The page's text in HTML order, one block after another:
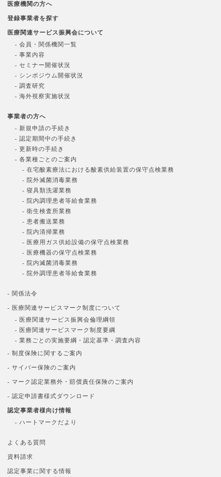
医療機関の方へ
登録事業者を探す
医療関連サービス振興会について
- 会員・関係機関一覧
- 事業内容
- セミナー開催状況
- シンポジウム開催状況
- 調査研究
- 海外視察実施状況
事業者の方へ
- 新規申請の手続き
- 認定期間中の手続き
- 更新時の手続き
- 各業種ごとのご案内
- 在宅酸素療法における酸素供給装置の保守点検業務
- 院外滅菌消毒業務
- 寝具類洗濯業務
- 院内調理患者等給食業務
- 衛生検査所業務
- 患者搬送業務
- 院内清掃業務
- 医療用ガス供給設備の保守点検業務
- 医療機器の保守点検業務
- 院内滅菌消毒業務
- 院外調理患者等給食業務
- 関係法令
- 医療関連サービスマーク制度について
- 医療関連サービス振興会倫理綱領
- 医療関連サービスマーク制度要綱
- 業務ごとの実施要綱・認定基準・調査内容
- 制度保険に関するご案内
- サイバー保険のご案内
- マーク認定業務外・賠償責任保険のご案内
- 認定申請書様式ダウンロード
認定事業者様向け情報
- ハートマークだより
よくある質問
資料請求
認定事業に関する情報